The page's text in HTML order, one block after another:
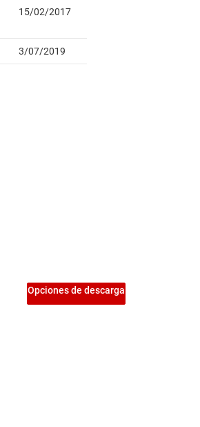
Opciones de descarga